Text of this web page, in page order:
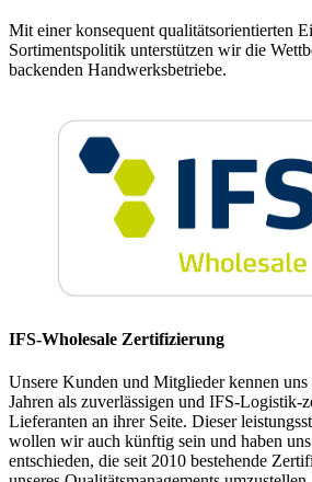
Mit einer konsequent qualitätsorientierten
Sortimentspolitik unterstützen wir die
backenden Handwerksbetriebe.
IFS-Wholesale Zertifizierung
Unsere Kunden und Mitglieder kennen uns
Jahren als zuverlässigen und IFS-Logistik-
Lieferanten an ihrer Seite. Dieser
wollen wir auch künftig sein und haben
entschieden, die seit 2010 bestehende